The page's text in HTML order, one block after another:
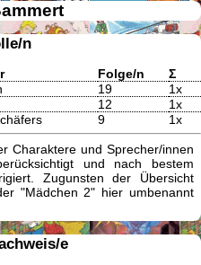
n
Folge/n
Σ
19
1x
12
1x
9 1x
Charaktere und Sprecher/innen
und nach bestem
Zugunsten der Übersicht
"Mädchen 2" hier umbenannt
e